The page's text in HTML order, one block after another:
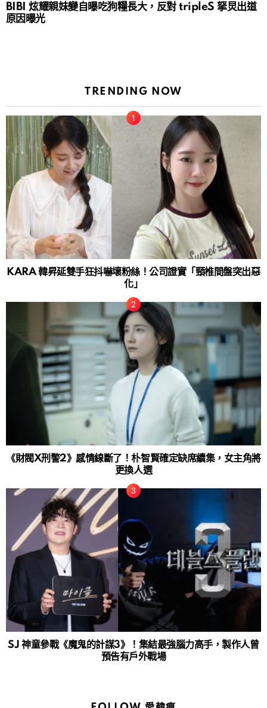
BIBI 炫耀親妹變自曝吃狗糧長大，反對 tripleS 拏炅出道
原因曝光
TRENDING NOW
KARA 韓昇延雙手狂抖嚇壞粉絲！公司證實「頸椎間盤突出惡
化」
《財閥X刑警2》感情線斷了！朴智賢確定缺席續集，女主角將
更換人選
SJ 神童參戰《魔鬼的計謀3》！集結最強腦力高手，製作人曾
預告有戶外戰場